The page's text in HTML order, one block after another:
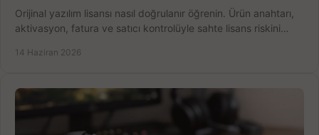
Orijinal yazılım lisansı nasıl doğrulanır öğrenin. Ürün anahtarı,
aktivasyon, fatura ve satıcı kontrolüyle sahte lisans riskini
14 Haziran 2026